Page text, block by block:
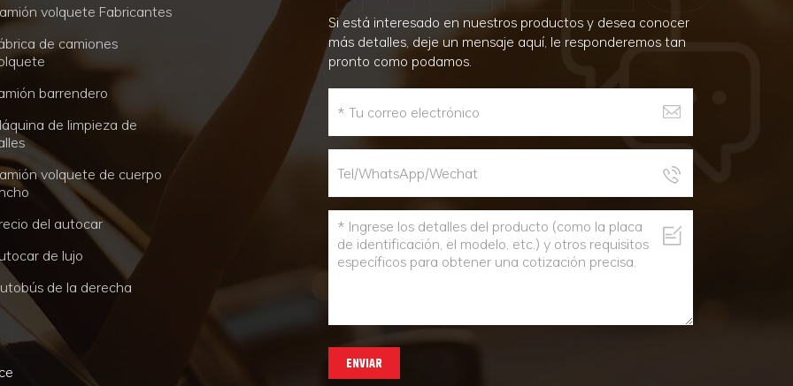
volquete Fabricantes
de camiones
barrendero
de limpieza de
volquete de cuerpo
del autocar
de lujo
de la derecha
Si está interesado en nuestros productos y desea conocer
más detalles, deje un mensaje aquí, le responderemos tan
pronto como podamos.
ENVIAR